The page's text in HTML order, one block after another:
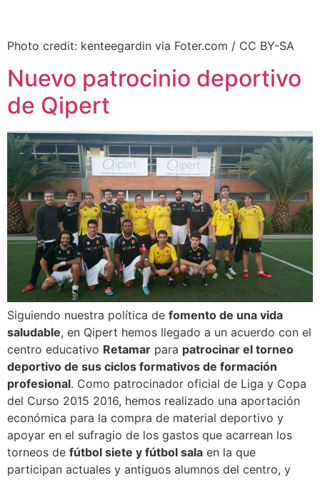
Photo credit: kenteegardin via Foter.com / CC BY-SA
Nuevo patrocinio deportivo
de Qipert
Siguiendo nuestra política de fomento de una vida
saludable, en Qipert hemos llegado a un acuerdo con el
centro educativo Retamar para patrocinar el torneo
deportivo de sus ciclos formativos de formación
profesional. Como patrocinador oficial de Liga y Copa
del Curso 2015 2016, hemos realizado una aportación
económica para la compra de material deportivo y
apoyar en el sufragio de los gastos que acarrean los
torneos de fútbol siete y fútbol sala en la que
participan actuales y antiguos alumnos del centro, y